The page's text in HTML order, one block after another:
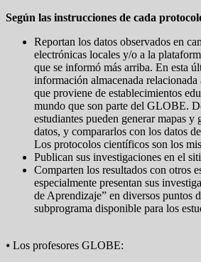
Según las instrucciones de cada
Reportan los datos observados en
electrónicas locales y/o a la
que se informó más arriba. En esta
información almacenada relacionada
que proviene de establecimientos
mundo que son parte del GLOBE.
estudiantes pueden generar mapas y
datos, y compararlos con los datos
Los protocolos científicos son los
Publican sus investigaciones en el
Comparten los resultados con otros
especialmente presentan sus
de Aprendizaje” en diversos puntos
subprograma disponible para los
⦁ Los profesores GLOBE: